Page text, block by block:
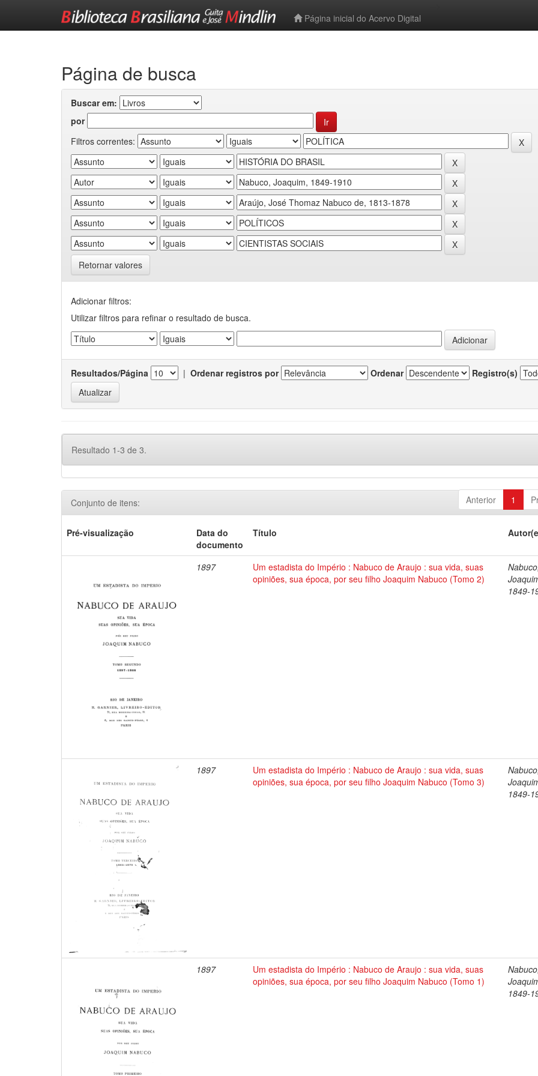
Página inicial do Acervo Digital
Página de busca
Buscar em:
por
Filtros correntes:
Retornar valores
Adicionar filtros:
Utilizar filtros para refinar o resultado de busca.
Resultados/Página | Ordenar registros por Ordenar Registro(s)
Resultado 1-3 de 3.
Anterior 1
Conjunto de itens:
Pré-visualização
Data do
documento
Título
1897
Um estadista do Império : Nabuco de Araujo : sua vida, suas
opiniões, sua época, por seu filho Joaquim Nabuco (Tomo 2)
Nabuco,
1849-
1897
Um estadista do Império : Nabuco de Araujo : sua vida, suas
opiniões, sua época, por seu filho Joaquim Nabuco (Tomo 3)
Nabuco,
1849-
1897
Um estadista do Império : Nabuco de Araujo : sua vida, suas
opiniões, sua época, por seu filho Joaquim Nabuco (Tomo 1)
Nabuco,
1849-